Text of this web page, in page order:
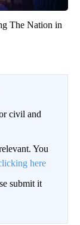
The Nation in
civil and
You
here
submit it